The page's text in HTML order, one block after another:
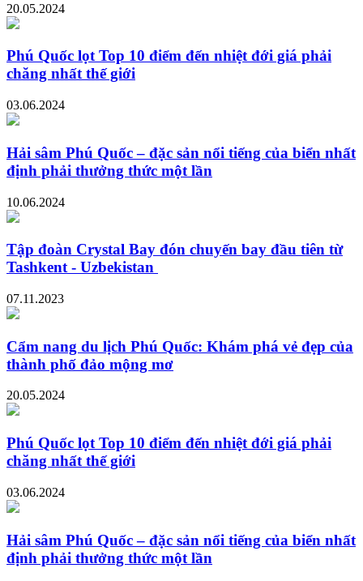
20.05.2024
Phú Quốc lọt Top 10 điểm đến nhiệt đới giá phải
chăng nhất thế giới
03.06.2024
Hải sâm Phú Quốc – đặc sản nổi tiếng của biển nhất
định phải thưởng thức một lần
10.06.2024
Tập đoàn Crystal Bay đón chuyến bay đầu tiên từ
Tashkent - Uzbekistan
07.11.2023
Cẩm nang du lịch Phú Quốc: Khám phá vẻ đẹp của
thành phố đảo mộng mơ
20.05.2024
Phú Quốc lọt Top 10 điểm đến nhiệt đới giá phải
chăng nhất thế giới
03.06.2024
Hải sâm Phú Quốc – đặc sản nổi tiếng của biển nhất
định phải thưởng thức một lần